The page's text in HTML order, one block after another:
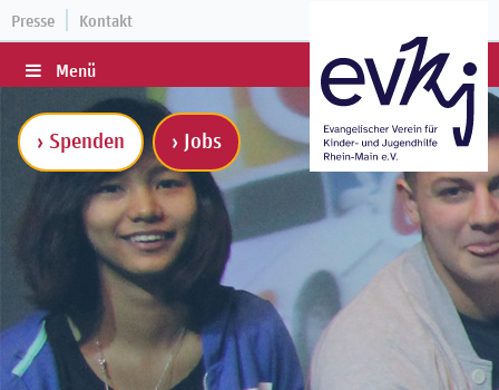
Presse Kontakt
Menü
› Spenden › Jobs